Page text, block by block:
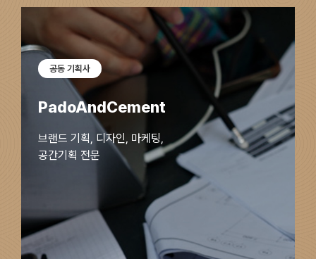
공동 기획사
PadoAndCement
브랜드 기획, 디자인, 마케팅,
공간기획 전문